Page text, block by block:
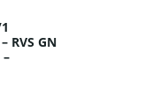
RVS GN